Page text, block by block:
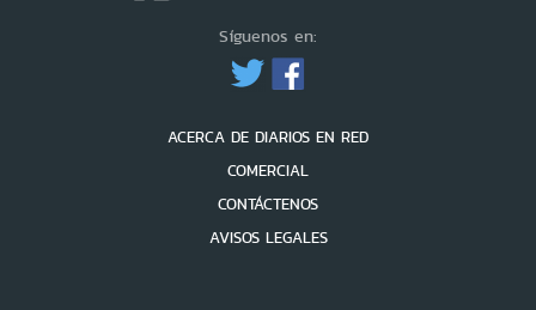
Síguenos en:
ACERCA DE DIARIOS EN RED
COMERCIAL
CONTÁCTENOS
AVISOS LEGALES